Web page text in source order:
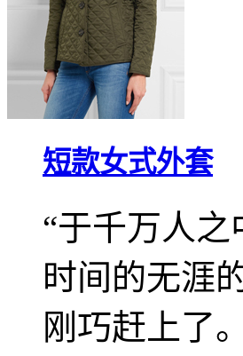
短款女式外套
“于千万人
时间的无涯
刚巧赶上了